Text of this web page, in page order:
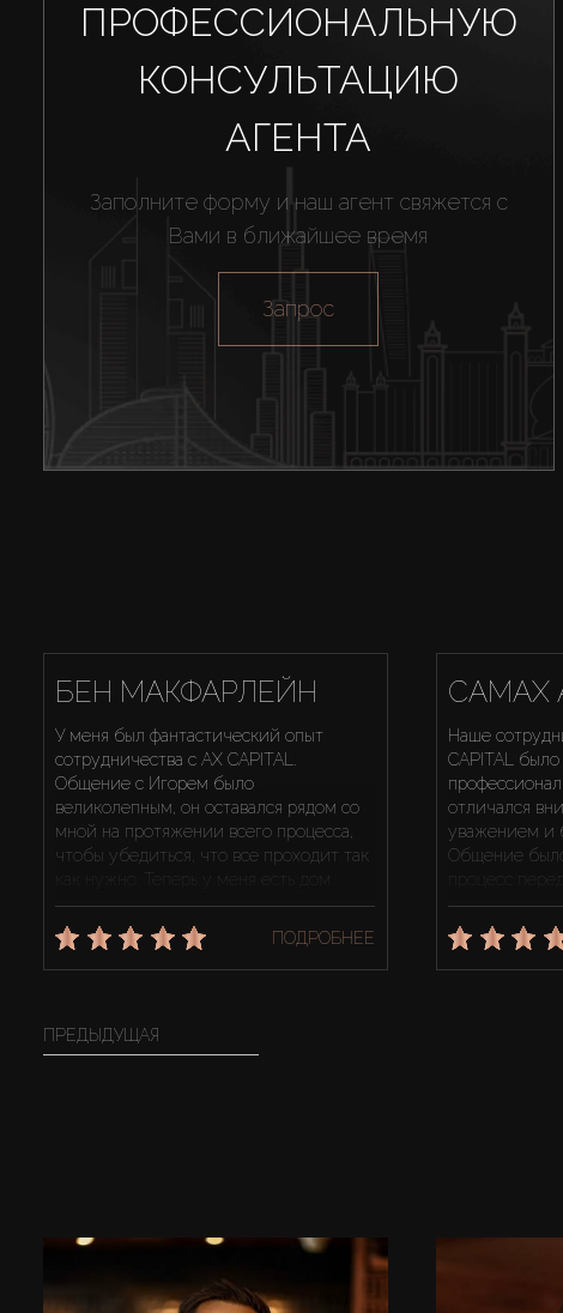
ПРОФЕССИОНАЛЬНУЮ
КОНСУЛЬТАЦИЮ
АГЕНТА
Заполните форму и наш агент свяжется с
Вами в ближайшее время
Запрос
БЕН МАКФАРЛЕЙН
У меня был фантастический опыт
сотрудничества с AX CAPITAL.
Общение с Игорем было
великолепным, он оставался рядом со
мной на протяжении всего процесса,
чтобы убедиться, что все проходит так
как нужно. Теперь у меня есть дом
моей мечты, и я очень благодарен за
поддержку, которая помогла мне его
обеспечить.
ПОДРОБНЕЕ
САМАХ
Наше
CAPITAL
отличался
уважением и
Общение
простым. Я
аренду в
говоря, у
поэтому я
ПРЕДЫДУЩАЯ